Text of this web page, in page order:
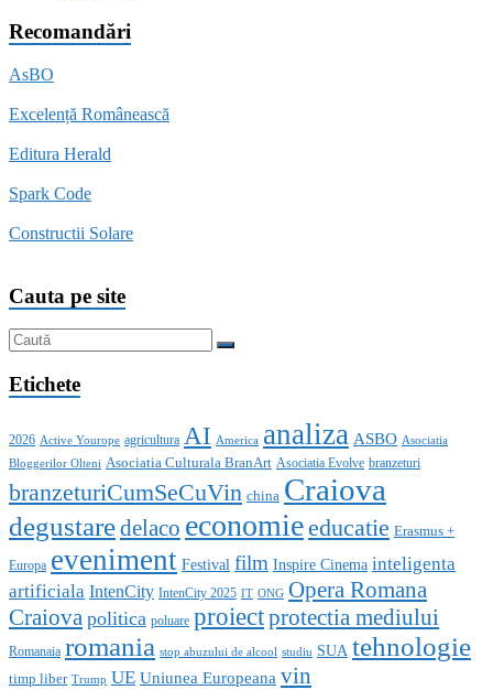
Recomandări
AsBO
Excelență Românească
Editura Herald
Spark Code
Constructii Solare
Cauta pe site
Etichete
2026 Active Yourope agricultura AI America analiza ASBO Asociatia
Bloggerilor Olteni Asociatia Culturala BranArt Asociatia Evolve branzeturi
branzeturiCumSeCuVin china Craiova
degustaredelaco economieeducatie Erasmus +
Europa eveniment Festival film Inspire Cinema inteligenta
artificiala IntenCity IntenCity 2025 IT ONG Opera Romana
Craiova politica poluare proiectprotectia mediului
Romanaia romania stop abuzului de alcool studiu SUA tehnologie
timp liber Trump UE Uniunea Europeana vin